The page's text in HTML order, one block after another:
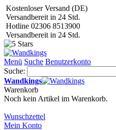
Kostenloser Versand (DE)
Versandbereit in 24 Std.
Hotline 02306 8513900
Versandbereit in 24 Std.
Menü Suche Benutzerkonto
Suche:
Wandkings
Warenkorb
Noch kein Artikel im Warenkorb.
Wunschzettel
Mein Konto